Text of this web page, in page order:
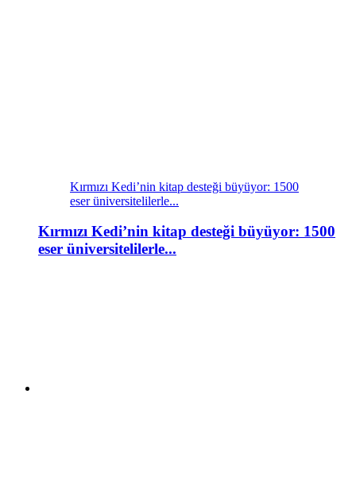
Kırmızı Kedi’nin kitap desteği büyüyor: 1500
eser üniversitelilerle...
Kırmızı Kedi’nin kitap desteği büyüyor: 1500
eser üniversitelilerle...